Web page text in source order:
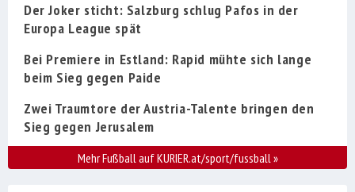
Der Joker sticht: Salzburg schlug Pafos in der
Europa League spät
Bei Premiere in Estland: Rapid mühte sich lange
beim Sieg gegen Paide
Zwei Traumtore der Austria-Talente bringen den
Sieg gegen Jerusalem
Mehr Fußball auf KURIER.at/sport/fussball»